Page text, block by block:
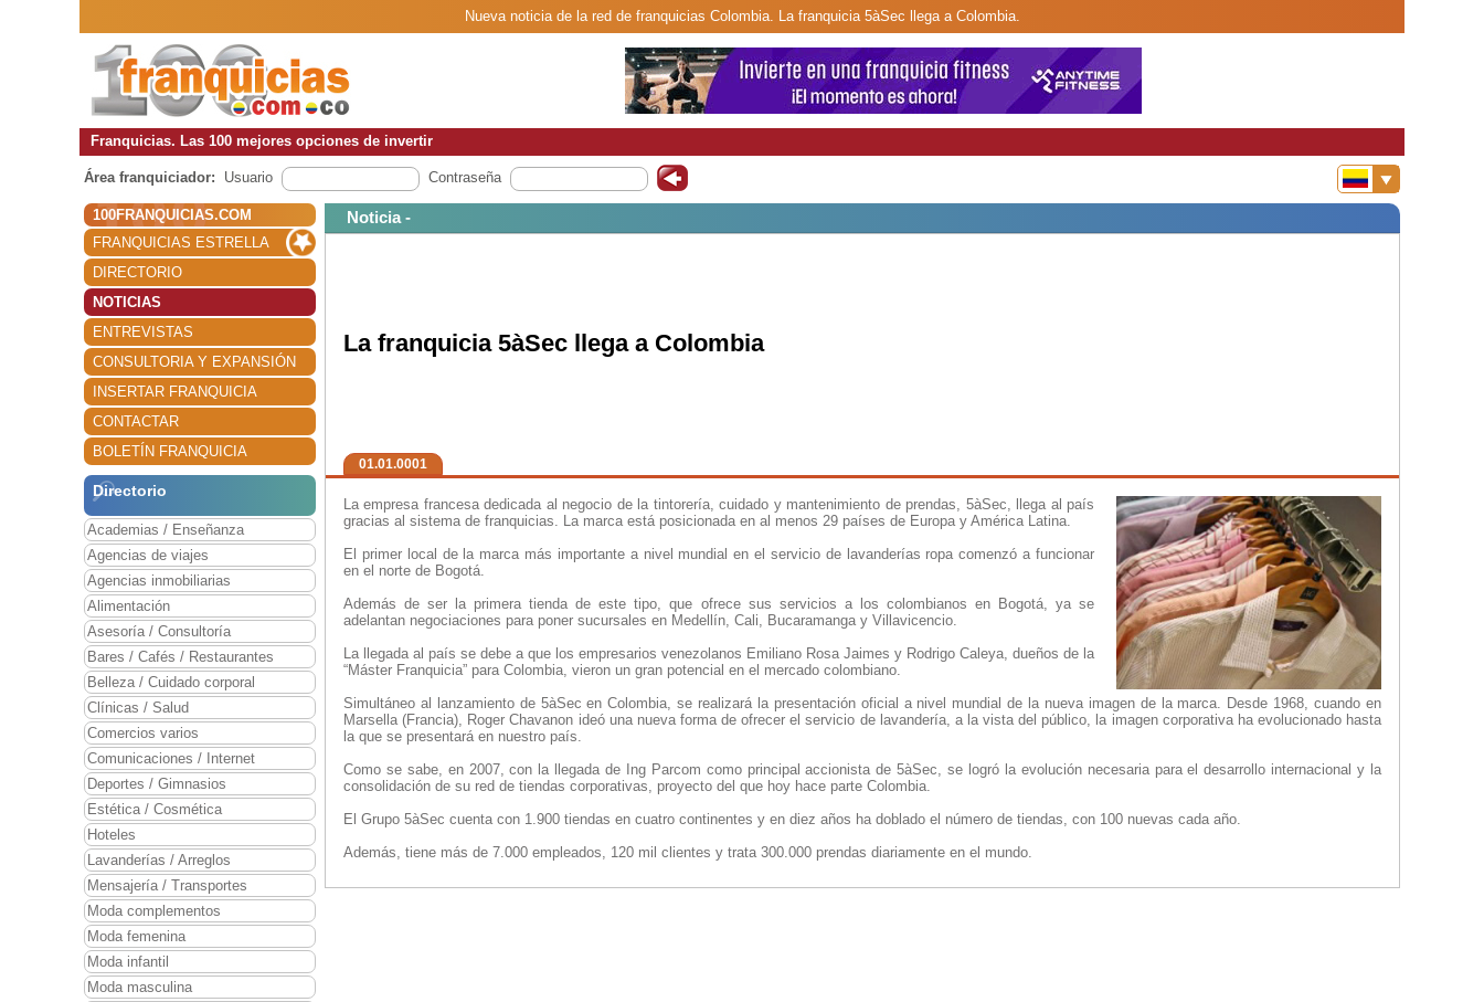
Nueva noticia de la red de franquicias Colombia. La franquicia 5àSec llega a Colombia.
Franquicias. Las 100 mejores opciones de invertir
Área franquiciador: Usuario Contraseña
100FRANQUICIAS.COM
FRANQUICIAS ESTRELLA
DIRECTORIO
NOTICIAS
ENTREVISTAS
CONSULTORIA Y EXPANSIÓN
INSERTAR FRANQUICIA
CONTACTAR
BOLETÍN FRANQUICIA
Directorio
Academias / Enseñanza
Agencias de viajes
Agencias inmobiliarias
Alimentación
Asesoría / Consultoría
Bares / Cafés / Restaurantes
Belleza / Cuidado corporal
Clínicas / Salud
Comercios varios
Comunicaciones / Internet
Deportes / Gimnasios
Estética / Cosmética
Hoteles
Lavanderías / Arreglos
Mensajería / Transportes
Moda complementos
Moda femenina
Moda infantil
Moda masculina
Noticia -
La franquicia 5àSec llega a Colombia
01.01.0001
La empresa francesa dedicada al negocio de la tintorería, cuidado y mantenimiento de prendas, 5àSec, llega al país
gracias al sistema de franquicias. La marca está posicionada en al menos 29 países de Europa y América Latina.
El primer local de la marca más importante a nivel mundial en el servicio de lavanderías ropa comenzó a funcionar
en el norte de Bogotá.
Además de ser la primera tienda de este tipo, que ofrece sus servicios a los colombianos en Bogotá, ya se
adelantan negociaciones para poner sucursales en Medellín, Cali, Bucaramanga y Villavicencio.
La llegada al país se debe a que los empresarios venezolanos Emiliano Rosa Jaimes y Rodrigo Caleya, dueños de la
“Máster Franquicia” para Colombia, vieron un gran potencial en el mercado colombiano.
Simultáneo al lanzamiento de 5àSec en Colombia, se realizará la presentación oficial a nivel mundial de la nueva imagen de la marca. Desde 1968, cuando en
Marsella (Francia), Roger Chavanon ideó una nueva forma de ofrecer el servicio de lavandería, a la vista del público, la imagen corporativa ha evolucionado hasta
la que se presentará en nuestro país.
Como se sabe, en 2007, con la llegada de Ing Parcom como principal accionista de 5àSec, se logró la evolución necesaria para el desarrollo internacional y la
consolidación de su red de tiendas corporativas, proyecto del que hoy hace parte Colombia.
El Grupo 5àSec cuenta con 1.900 tiendas en cuatro continentes y en diez años ha doblado el número de tiendas, con 100 nuevas cada año.
Además, tiene más de 7.000 empleados, 120 mil clientes y trata 300.000 prendas diariamente en el mundo.